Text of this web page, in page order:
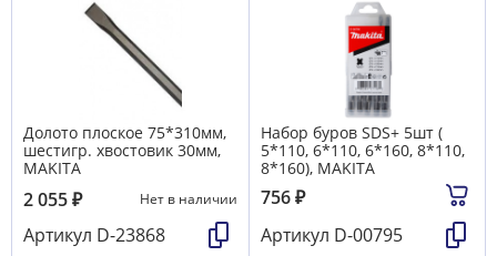
Долото плоское 75*310мм,
шестигр. хвостовик 30мм,
MAKITA
2 055₽ Нет в наличии
Артикул D-23868
Набор буров SDS+ 5шт (
5*110, 6*110, 6*160, 8*110,
8*160), MAKITA
756₽
Артикул D-00795